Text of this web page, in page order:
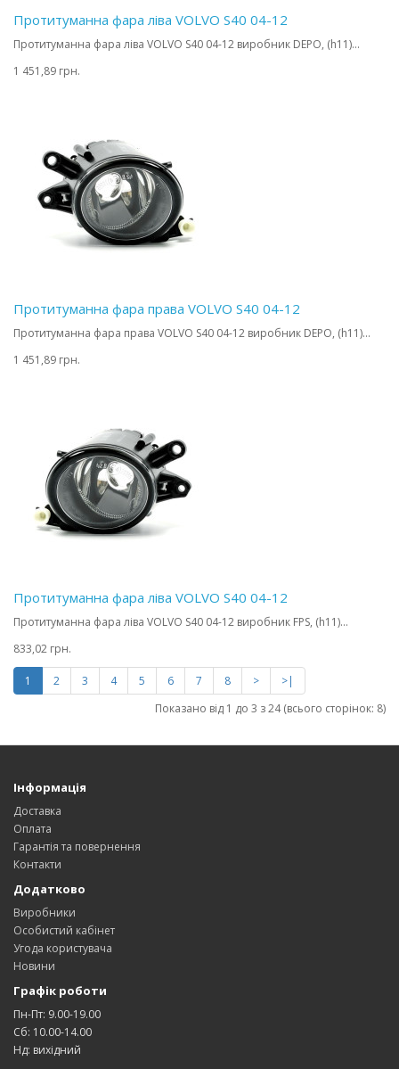
Протитуманна фара ліва VOLVO S40 04-12
Протитуманна фара ліва VOLVO S40 04-12 виробник DEPO, (h11)...
1 451,89 грн.
Протитуманна фара права VOLVO S40 04-12
Протитуманна фара права VOLVO S40 04-12 виробник DEPO, (h11)...
1 451,89 грн.
Протитуманна фара ліва VOLVO S40 04-12
Протитуманна фара ліва VOLVO S40 04-12 виробник FPS, (h11)...
833,02 грн.
1 2 3 4 5 6 7 8 >
>|
Показано від 1 до 3 з 24 (всього сторінок: 8)
Інформація
Доставка
Оплата
Гарантія та повернення
Контакти
Додатково
Виробники
Особистий кабінет
Угода користувача
Новини
Графік роботи
Пн-Пт: 9.00-19.00
Сб: 10.00-14.00
Нд: вихідний